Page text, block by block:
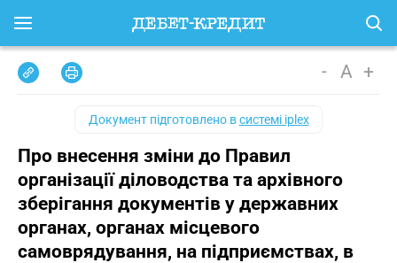
- A +
Документ підготовлено всистемі iplex
Про внесення зміни до Правил
організації діловодства та архівного
зберігання документів у державних
органах, органах місцевого
самоврядування, на підприємствах, в